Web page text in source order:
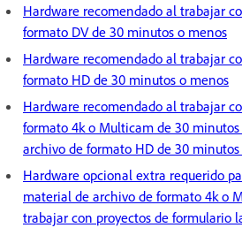
Hardware recomendado al trabajar
formato DV de 30 minutos o menos
Hardware recomendado al trabajar
formato HD de 30 minutos o menos
Hardware recomendado al trabajar
formato 4k o Multicam de 30
archivo de formato HD de 30 minutos
Hardware opcional extra requerido
material de archivo de formato 4k o
trabajar con proyectos de formulario